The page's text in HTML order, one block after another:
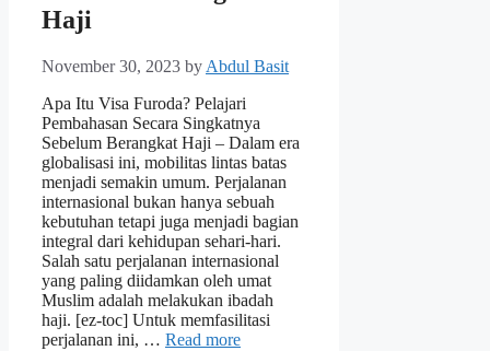
Haji
November 30, 2023 by Abdul Basit
Apa Itu Visa Furoda? Pelajari
Pembahasan Secara Singkatnya
Sebelum Berangkat Haji – Dalam era
globalisasi ini, mobilitas lintas batas
menjadi semakin umum. Perjalanan
internasional bukan hanya sebuah
kebutuhan tetapi juga menjadi bagian
integral dari kehidupan sehari-hari.
Salah satu perjalanan internasional
yang paling diidamkan oleh umat
Muslim adalah melakukan ibadah
haji. [ez-toc] Untuk memfasilitasi
perjalanan ini, … Read more